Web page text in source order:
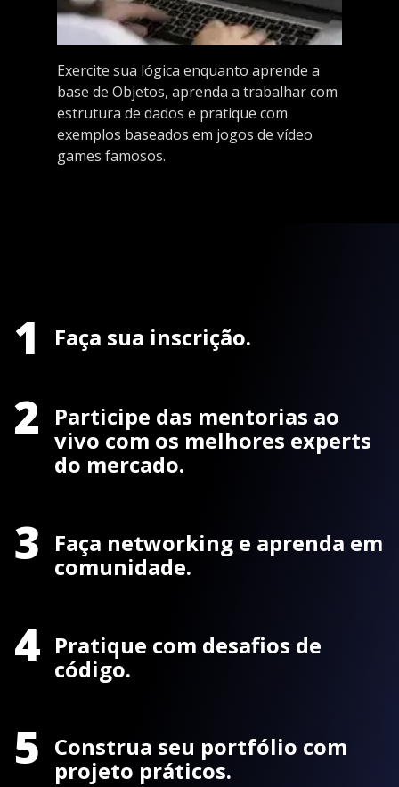
Exercite sua lógica enquanto aprende a
base de Objetos, aprenda a trabalhar com
estrutura de dados e pratique com
exemplos baseados em jogos de vídeo
games famosos.
1 Faça sua inscrição.
2
Participe das mentorias ao
vivo com os melhores experts
do mercado.
3
Faça networking e aprenda em
comunidade.
4 Pratique com desafios de
código.
5 Construa seu portfólio com
projeto práticos.